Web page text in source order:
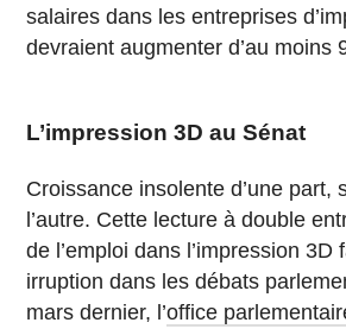
salaires dans les entreprises
devraient augmenter d’au moins
L’impression 3D au Sénat
Croissance insolente d’une part,
l’autre. Cette lecture à double
de l’emploi dans l’impression 3D
irruption dans les débats
mars dernier, l’office